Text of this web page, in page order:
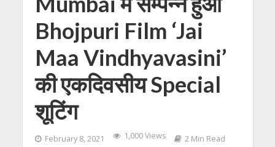
Bhojpuri Film ‘Jai
Maa Vindhyavasini’
की एकदिवसीय Special
शूटिंग
February 8, 2021 1,000 Views 2 Min Read